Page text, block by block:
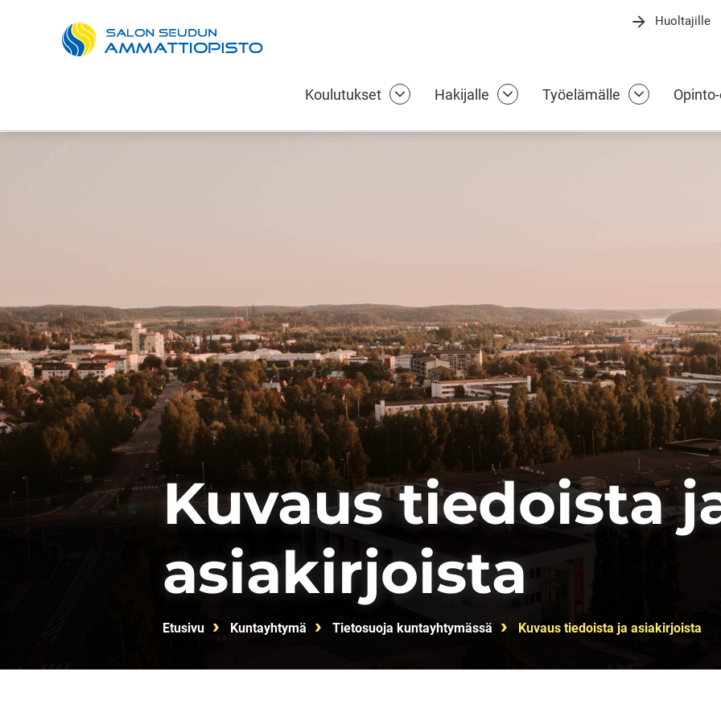
Huoltajille
Koulutukset Koulutukset alasivut
Hakijalle Hakijalle alasivut
Työelämälle Työelämälle
Kuvaus tiedoista
asiakirjoista
Etusivu Kuntayhtymä Tietosuoja kuntayhtymässä Kuvaus tiedoista ja asiakirjoista